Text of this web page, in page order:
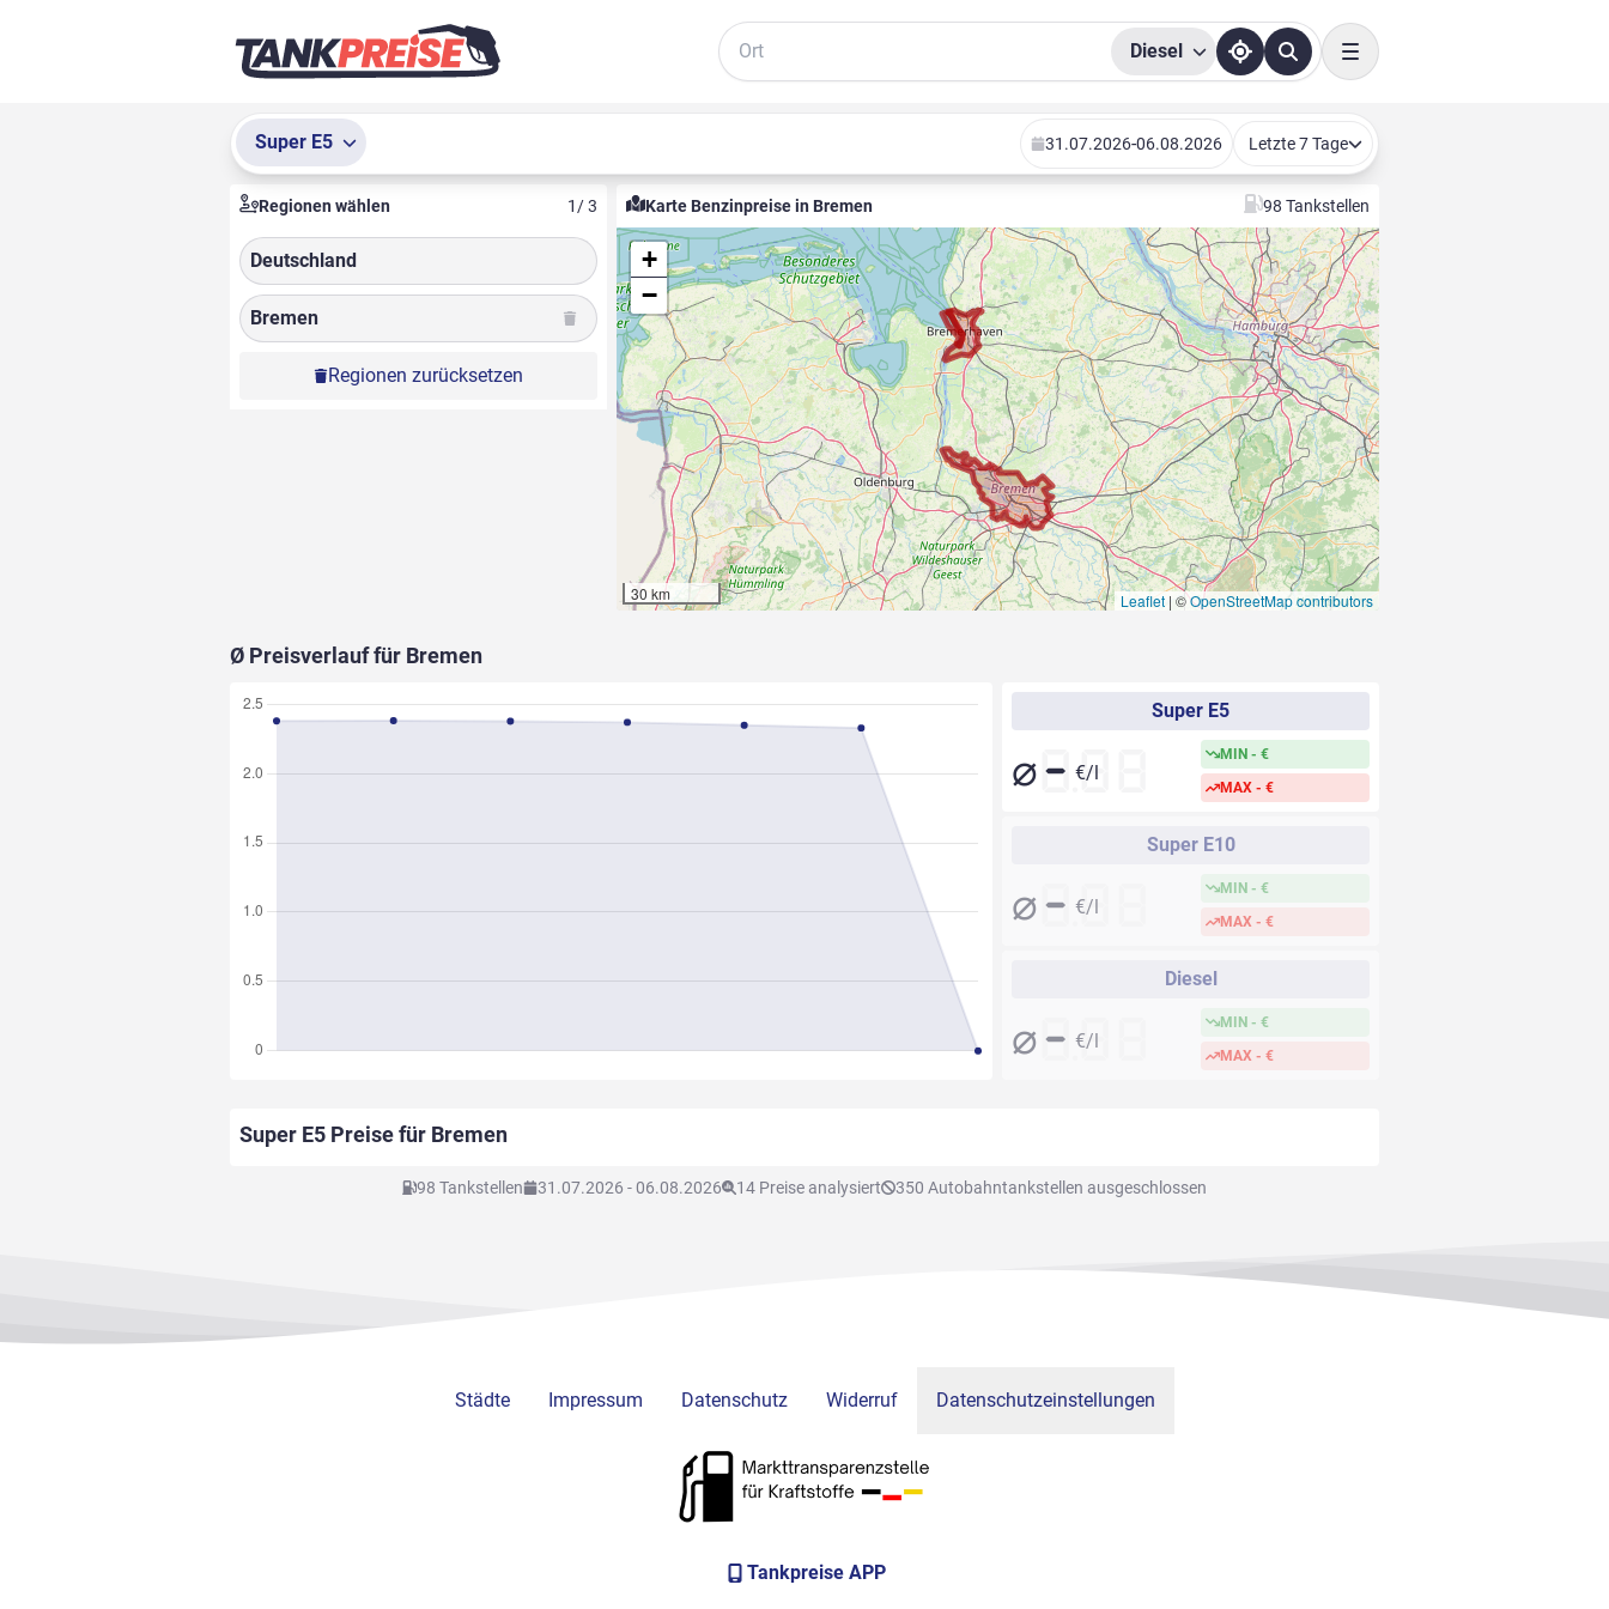
Suche
Diesel
Toggle navigation
Super E5 31.07.2026-06.08.2026 Letzte 7 Tage
Regionen wählen 1/ 3
Deutschland
Bremen
Regionen zurücksetzen
Karte Benzinpreise in Bremen 98 Tankstellen
+
−
30 km Leaflet | ©OpenStreetMap contributors
Ø Preisverlauf für Bremen
Super E5
⌀-€/l
MIN - €
MAX - €
Super E10
⌀ -€/l
MIN - €
MAX - €
Diesel
⌀ -€/l
MIN - €
MAX - €
Super E5 Preise für Bremen
98 Tankstellen 31.07.2026 - 06.08.2026 14 Preise analysiert 350 Autobahntankstellen ausgeschlossen
Städte Impressum Datenschutz Widerruf Datenschutzeinstellungen
Tankpreise APP